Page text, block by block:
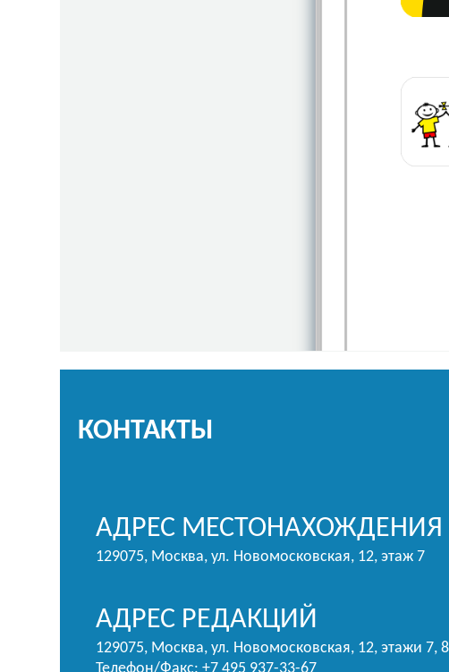
КОНТАКТЫ
АДРЕС
129075, Москва, ул. Новомосковская, 12, этаж 7
АДРЕС РЕДАКЦИЙ
129075, Москва, ул. Новомосковская, 12, этажи 7, 8